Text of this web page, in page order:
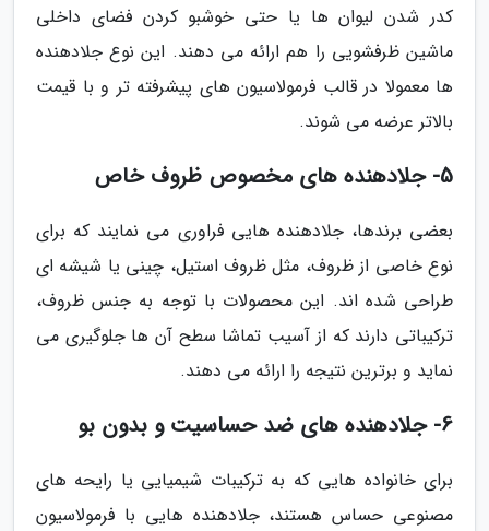
کدر شدن لیوان ها یا حتی خوشبو کردن فضای داخلی
ماشین ظرفشویی را هم ارائه می دهند. این نوع جلادهنده
ها معمولا در قالب فرمولاسیون های پیشرفته تر و با قیمت
بالاتر عرضه می شوند.
5- جلادهنده های مخصوص ظروف خاص
بعضی برندها، جلادهنده هایی فراوری می نمایند که برای
نوع خاصی از ظروف، مثل ظروف استیل، چینی یا شیشه ای
طراحی شده اند. این محصولات با توجه به جنس ظروف،
ترکیباتی دارند که از آسیب تماشا سطح آن ها جلوگیری می
نماید و برترین نتیجه را ارائه می دهند.
6- جلادهنده های ضد حساسیت و بدون بو
برای خانواده هایی که به ترکیبات شیمیایی یا رایحه های
مصنوعی حساس هستند، جلادهنده هایی با فرمولاسیون